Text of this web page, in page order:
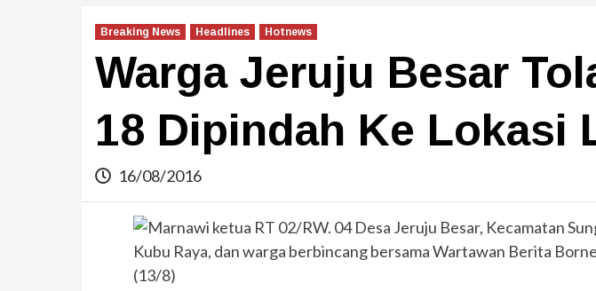
Breaking News Headlines Hotnews
Warga Jeruju Besar
18 Dipindah Ke Lokasi
16/08/2016